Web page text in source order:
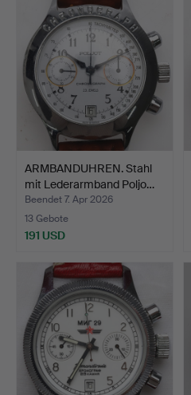
ARMBANDUHREN. Stahl
mit Lederarmband Poljo…
Beendet 7. Apr 2026
13 Gebote
191 USD